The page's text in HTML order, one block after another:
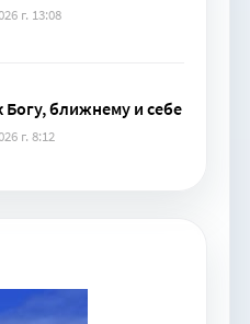
г. 13:08
ближнему и себе
г. 8:12